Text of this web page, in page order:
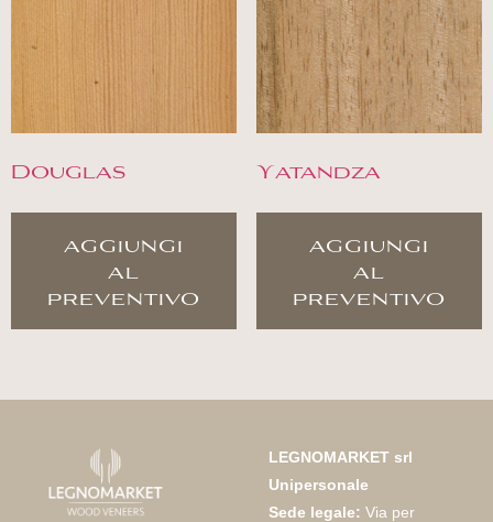
Douglas
aggiungi
al
preventivo
Yatandza
aggiungi
al
preventivo
LEGNOMARKET srl
Unipersonale
Sede legale: Via per